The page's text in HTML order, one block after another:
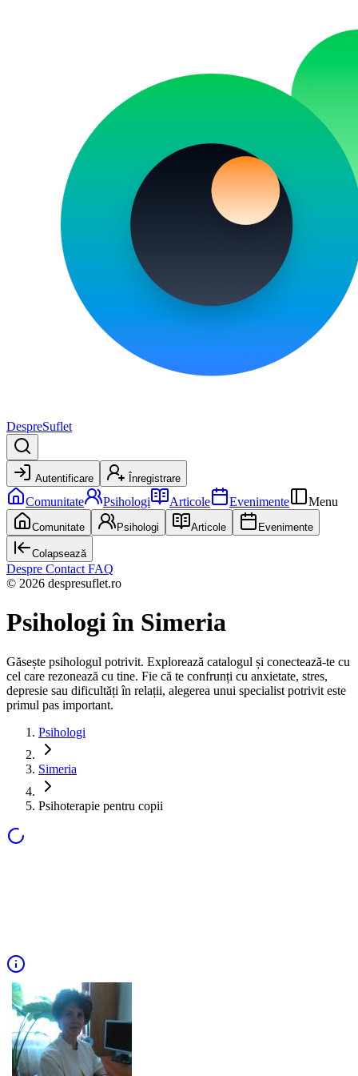
DespreSuflet
Autentificare Înregistrare
Comunitate Psihologi Articole Evenimente Menu
Comunitate Psihologi Articole Evenimente
Colapsează
Despre Contact FAQ
© 2026 despresuflet.ro
Psihologiîn Simeria
Găsește psihologul potrivit. Explorează catalogul și conectează-te cu
cel care rezonează cu tine. Fie că te confrunți cu anxietate, stres,
depresie sau dificultăți în relații, alegerea unui specialist potrivit este
primul pas important.
Psihologi
Simeria
Psihoterapie pentru copii